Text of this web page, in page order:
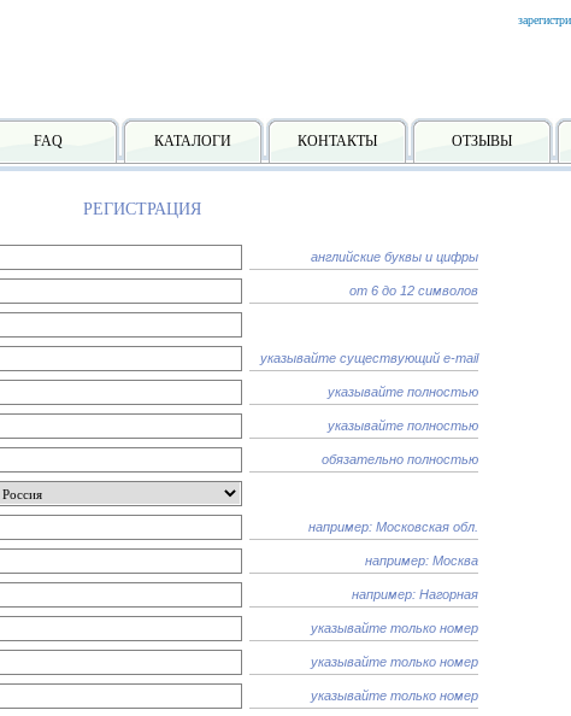
ОТЗЫВЫ
КОНТАКТЫ
КАТАЛОГИ
FAQ
РЕГИСТРАЦИЯ
английские буквы и цифры
от 6 до 12 символов
указывайте существующий e-mail
указывайте полностью
указывайте полностью
обязательно полностью
например: Московская обл.
например: Москва
например: Нагорная
указывайте только номер
указывайте только номер
указывайте только номер